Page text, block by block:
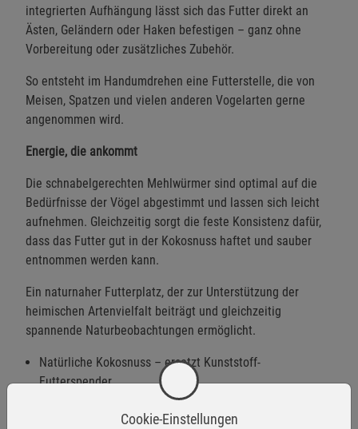
integrierten Aufhängung lässt sich das Futter direkt an
Ästen, Geländern oder Haken befestigen – ganz ohne
Vorbereitung oder zusätzliches Zubehör.
So entsteht im Handumdrehen eine Futterstelle, die von
Meisen, Spatzen und vielen anderen Vogelarten gerne
angenommen wird.
Energie, die ankommt
Die schnabelgerechten Mehlwürmer sind optimal auf die
Bedürfnisse der Vögel abgestimmt und lassen sich leicht
aufnehmen. Gleichzeitig sorgt die feste Konsistenz dafür,
dass das Futter gut in der Kokosnuss haftet und sauber
entnommen werden kann.
Ein naturnaher Futterplatz, der zur Unterstützung der
heimischen Artenvielfalt beiträgt und gleichzeitig
spannende Naturbeobachtungen ermöglicht.
Natürliche Kokosnuss – ersetzt Kunststoff-
Futterspender
Cookie-Einstellungen